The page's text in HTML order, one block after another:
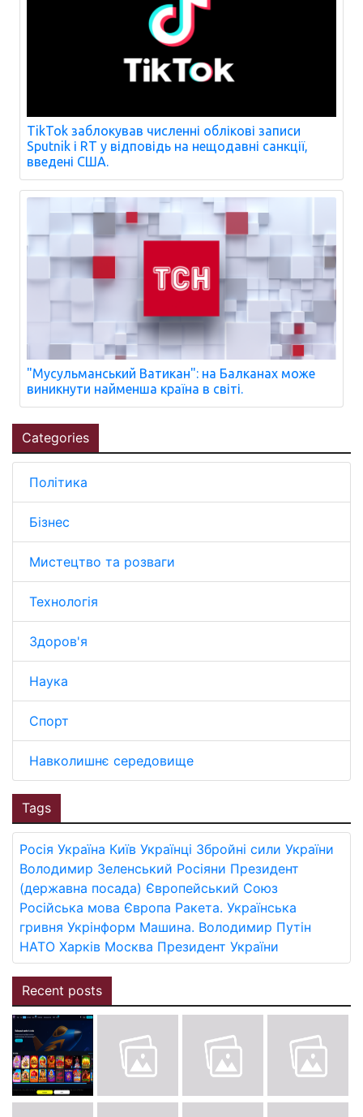
TikTok заблокував численні облікові записи
Sputnik і RT у відповідь на нещодавні санкції,
введені США.
"Мусульманський Ватикан": на Балканах може
виникнути найменша країна в світі.
Categories
Політика
Бізнес
Мистецтво та розваги
Технологія
Здоров'я
Наука
Спорт
Навколишнє середовище
Tags
Росія Україна Київ Українці Збройні сили України
Володимир Зеленський Росіяни Президент
(державна посада) Європейський Союз
Російська мова Європа Ракета. Українська
гривня Укрінформ Машина. Володимир Путін
НАТО Харків Москва Президент України
Recent posts